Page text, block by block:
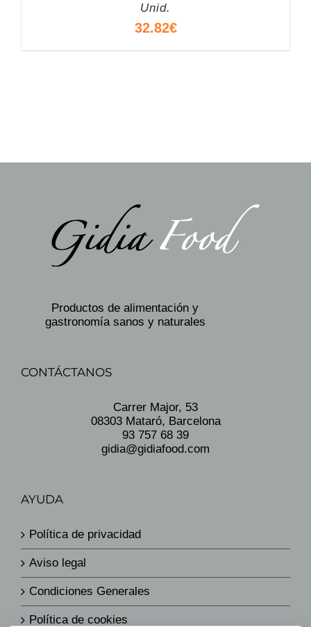
Unid.
32.82€
Productos de alimentación y
gastronomía sanos y naturales
CONTÁCTANOS
Carrer Major, 53
08303 Mataró, Barcelona
93 757 68 39
gidia@gidiafood.com
AYUDA
Política de privacidad
Aviso legal
Condiciones Generales
Política de cookies